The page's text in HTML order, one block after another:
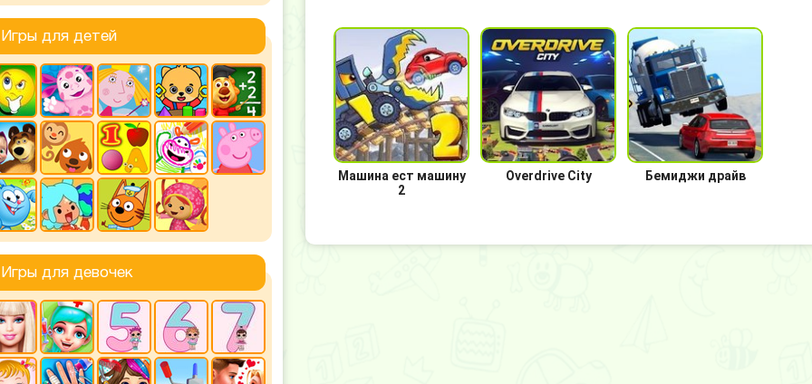
Игры для детей
Игры для девочек
Машина ест машину
2
Overdrive City Бемиджи драйв